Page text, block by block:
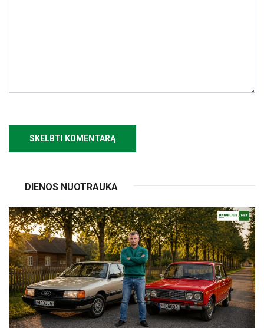
DIENOS NUOTRAUKA